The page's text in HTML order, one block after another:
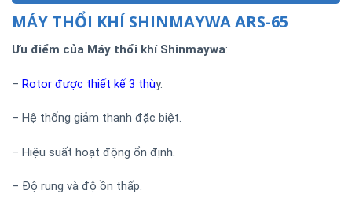
MÁY THỔI KHÍ SHINMAYWA ARS-65
Ưu điểm của Máy thổi khí Shinmaywa:
– Rotor được thiết kế 3 thùy.
– Hệ thống giảm thanh đặc biệt.
– Hiệu suất hoạt động ổn định.
– Độ rung và độ ồn thấp.